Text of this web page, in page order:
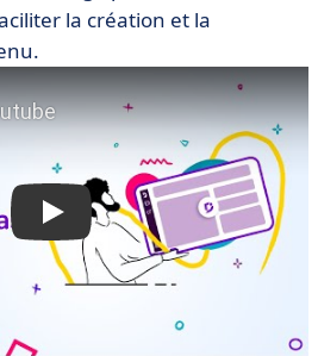
la création et la